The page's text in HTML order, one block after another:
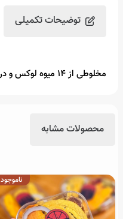
توضیحات تکمیلی
مخلوطی از 14 میوه لوکس و درجه 1
محصولات مشابه
ناموجود